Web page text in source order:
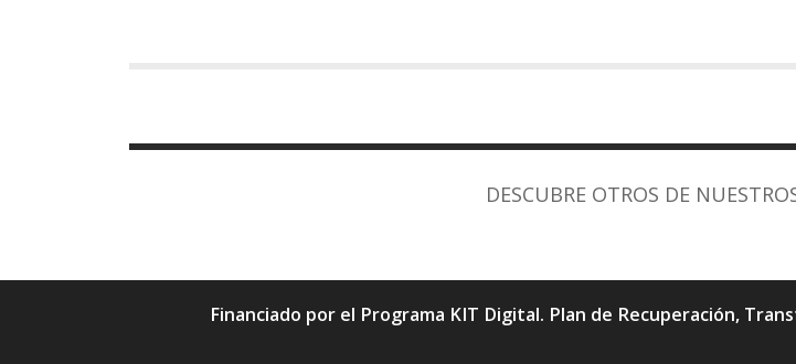
DESCUBRE OTROS DE
Financiado por el Programa KIT Digital. Plan de Recuperación,